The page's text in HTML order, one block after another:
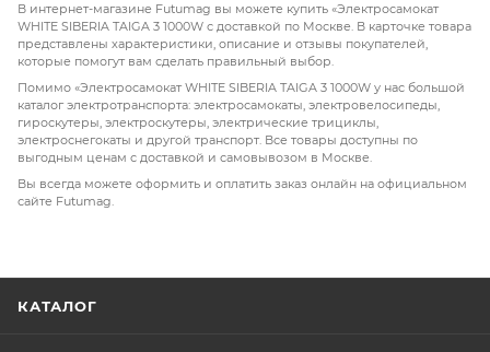
В интернет-магазине Futumag вы можете купить «Электросамокат
WHITE SIBERIA TAIGA 3 1000W с доставкой по Москве. В карточке товара
представлены характеристики, описание и отзывы покупателей,
которые помогут вам сделать правильный выбор.
Помимо «Электросамокат WHITE SIBERIA TAIGA 3 1000W у нас большой
каталог электротранспорта: электросамокаты, электровелосипеды,
гироскутеры, электроскутеры, электрические трициклы,
электроснегокаты и другой транспорт. Все товары доступны по
выгодным ценам с доставкой и самовывозом в Москве.
Вы всегда можете оформить и оплатить заказ онлайн на официальном
сайте Futumag.
КАТАЛОГ